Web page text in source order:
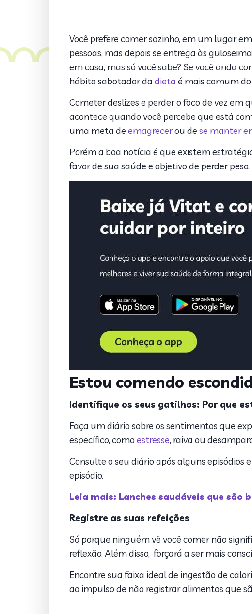
Você prefere comer sozinho, em um lugar
pessoas, mas depois se entrega às
em casa, mas só você sabe? Se você anda
hábito sabotador da dieta é mais comum
Cometer deslizes e perder o foco de vez em
acontece quando você percebe que está
uma meta de emagrecerou de se manter
Porém a boa notícia é que existem
favor de sua saúde e objetivo de perder
Estou comendo
Identifique os seus gatilhos: Por que
Faça um diário sobre os sentimentos que
específico, como estresse, raiva ou
Consulte o seu diário após alguns
episódio.
Leia mais: Lanches saudáveis que são
Registre as suas refeições
Só porque ninguém vê você comer não
reflexão. Além disso, forçará a ser mais
Encontre sua faixa ideal de ingestão de
ao impulso de não registrar alimentos que